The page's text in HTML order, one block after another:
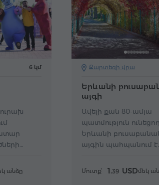
6 կմ
անձը
Քարտեզի վրա
Երևանի
այգի
Ավելի քան 80-ամյա
պատմություն ունեցող
Երևանի
այգին պահպանում է
ավելի տեսակ։
Մուտք՝ 1.39 USDմեկ